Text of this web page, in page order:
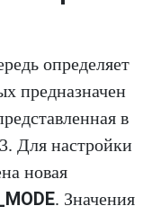
определяет
предназначен
в
Для настройки
новая
. Значения